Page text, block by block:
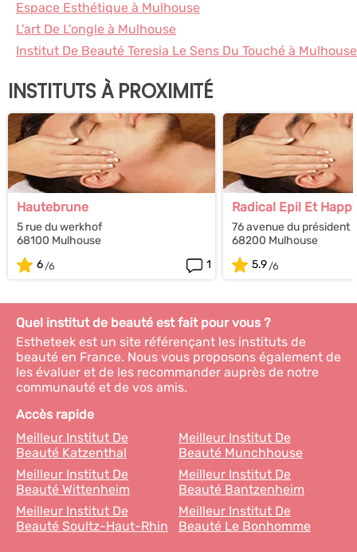
Espace Esthétique à Mulhouse
L'art De L'ongle à Mulhouse
Institut De Beauté Teresia Le Sens Du Touché à Mulhouse
INSTITUTS À PROXIMITÉ
Hautebrune
5 rue du werkhof
68100 Mulhouse
6
1
Radical Epil Et
76 avenue du président
68200 Mulhouse
5.9
Quel institut de beauté est fait pour vous ?
Estheteek est un site référençant les instituts de
beauté en France. Nous vous proposons également de
les évaluer et de les recommander auprès de notre
communauté et de vos amis.
Accès rapide
Meilleur Institut De
Beauté Katzenthal
Meilleur Institut De
Beauté Munchhouse
Meilleur Institut De
Beauté Wittenheim
Meilleur Institut De
Beauté Bantzenheim
Meilleur Institut De
Beauté Soultz-Haut-Rhin
Meilleur Institut De
Beauté Le Bonhomme